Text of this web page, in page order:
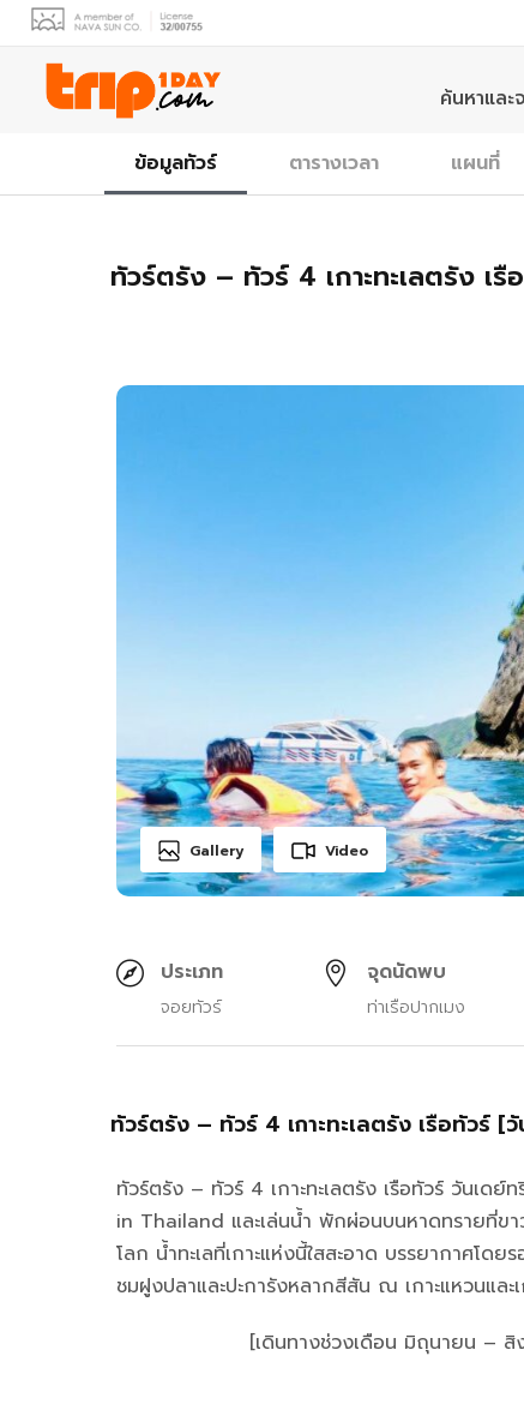
ค้นหาแล
ข้อมูลทัวร์ ตารางเวลา แผนที่
ทัวร์ตรัง – ทัวร์ 4 เกาะทะเลตรัง เ
Gallery Video
ประเภท
จอยทัวร์
จุดนัดพบ
ท่าเรือปากเมง
ทัวร์ตรัง – ทัวร์ 4 เกาะทะเลตรัง เรือทัวร์ [
ทัวร์ตรัง – ทัวร์ 4 เกาะทะเลตรัง เรือทัวร์ วันเด
in Thailand และเล่นน้ำ พักผ่อนบนหาดทรายที่ข
โลก น้ำทะเลที่เกาะแห่งนี้ใสสะอาด บรรยากาศโด
ชมฝูงปลาและปะการังหลากสีสัน ณ เกาะแหวนและเ
[เดินทางช่วงเดือน มิถุนายน – สิ